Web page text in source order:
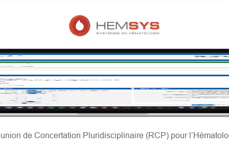
de Concertation Pluridisciplinaire (RCP) pour